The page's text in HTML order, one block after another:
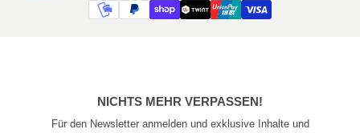
NICHTS MEHR VERPASSEN!
Für den Newsletter anmelden und exklusive Inhalte und